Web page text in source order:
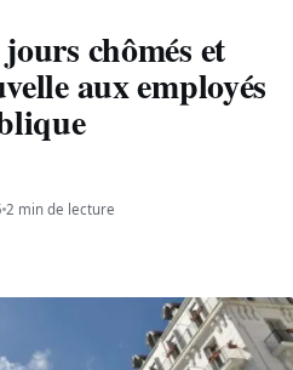
chômés et
aux employés
2 min de lecture